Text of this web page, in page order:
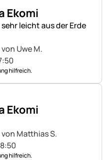
Ekomi
leicht aus der Erde
Uwe M.
hilfreich.
Ekomi
von Matthias S.
hilfreich.